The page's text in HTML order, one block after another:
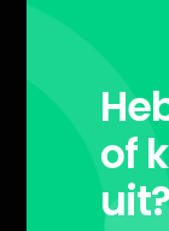
of
uit?